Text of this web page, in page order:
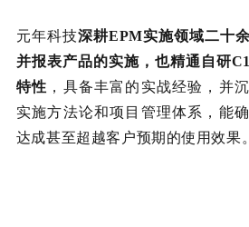
元年科技深耕EPM实施领域二十
并报表产品的实施，也精通自研
特性 ，具备丰富的实战经验，并
实施方法论和项目管理体系，能
达成甚至超越客户预期的使用效果。